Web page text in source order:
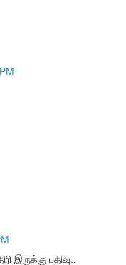
இருக்கு பதிவு..